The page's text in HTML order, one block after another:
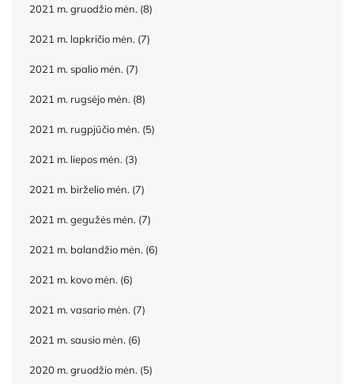
2021 m. gruodžio mėn. (8)
2021 m. lapkričio mėn. (7)
2021 m. spalio mėn. (7)
2021 m. rugsėjo mėn. (8)
2021 m. rugpjūčio mėn. (5)
2021 m. liepos mėn. (3)
2021 m. birželio mėn. (7)
2021 m. gegužės mėn. (7)
2021 m. balandžio mėn. (6)
2021 m. kovo mėn. (6)
2021 m. vasario mėn. (7)
2021 m. sausio mėn. (6)
2020 m. gruodžio mėn. (5)